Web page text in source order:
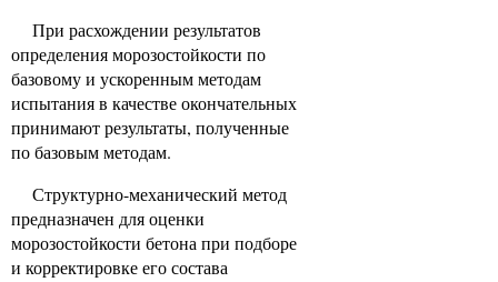
При расхождении результатов
определения морозостойкости по
базовому и ускоренным методам
испытания в качестве окончательных
принимают результаты, полученные
по базовым методам.
Структурно-механический метод
предназначен для оценки
морозостойкости бетона при подборе
и корректировке его состава